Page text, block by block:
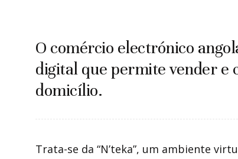
O comércio electrónico
digital que permite vender e
domicílio.
Trata-se da “N’teka”, um ambiente